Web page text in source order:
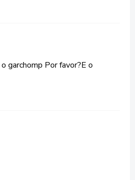
garchomp Por favor?E o